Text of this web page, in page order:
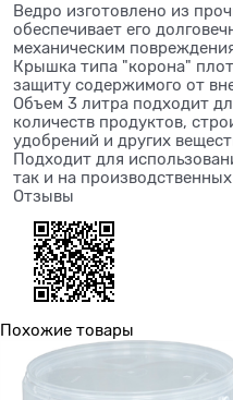
Ведро изготовлено из
обеспечивает его
механическим
Крышка типа "корона"
защиту содержимого от
Объем 3 литра подходит
количеств продуктов,
удобрений и других
Подходит для
так и на производственных
Отзывы
Похожие товары